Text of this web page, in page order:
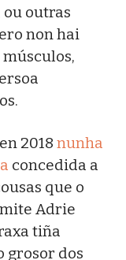
outras
non hai
2018 nunha
concedida a
que o
Adrie
tiña
grosor dos